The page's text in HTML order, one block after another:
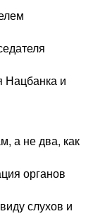
Нацбанка и
а не два, как
органов
слухов и